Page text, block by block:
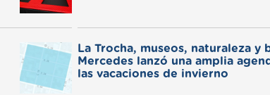
La Trocha, museos, naturaleza y
Mercedes lanzó una amplia
las vacaciones de invierno